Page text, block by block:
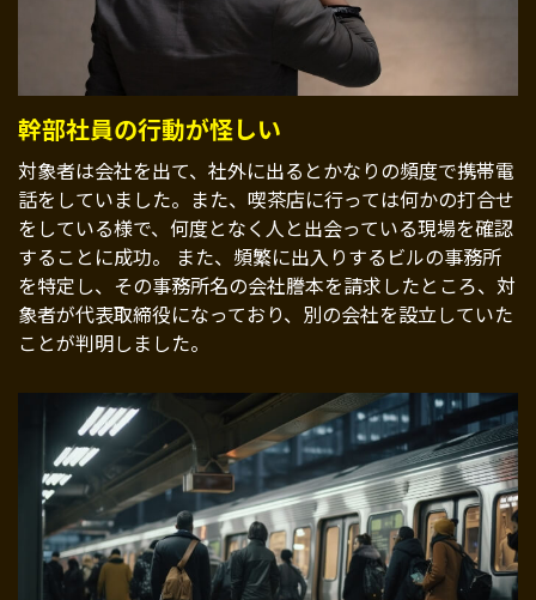
幹部社員の行動が怪しい
対象者は会社を出て、社外に出るとかなりの頻度で携帯電
話をしていました。また、喫茶店に行っては何かの打合せ
をしている様で、何度となく人と出会っている現場を確認
することに成功。 また、頻繁に出入りするビルの事務所
を特定し、その事務所名の会社謄本を請求したところ、対
象者が代表取締役になっており、別の会社を設立していた
ことが判明しました。